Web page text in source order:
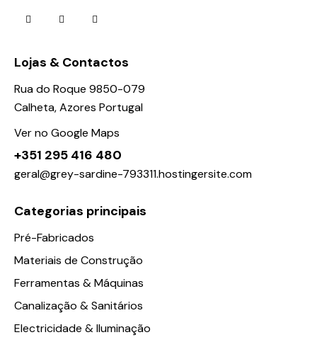
Lojas & Contactos
Rua do Roque 9850-079
Calheta, Azores Portugal
Ver no Google Maps
+351 295 416 480
geral@grey-sardine-793311.hostingersite.com
Categorias principais
Pré-Fabricados
Materiais de Construção
Ferramentas & Máquinas
Canalização & Sanitários
Electricidade & Iluminação